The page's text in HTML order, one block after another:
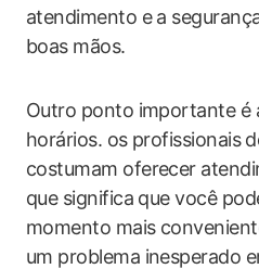
atendimento e a
boas mãos.
Outro ponto importante é
horários. os profissionais
costumam oferecer
que significa que você
momento mais
‍um problema inesperado